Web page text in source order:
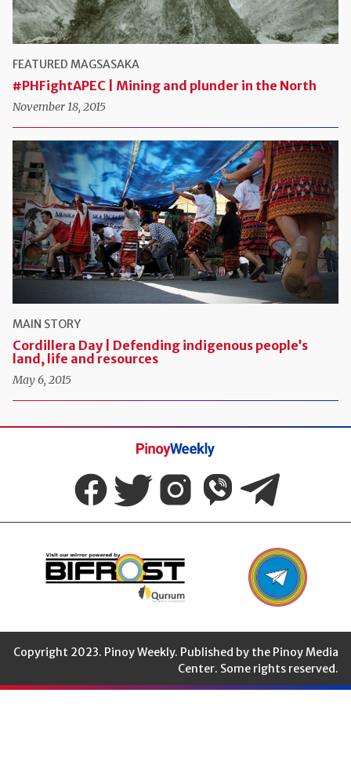
FEATURED MAGSASAKA
#PHFightAPEC | Mining and plunder in the North
November 18, 2015
MAIN STORY
Cordillera Day | Defending indigenous people’s
land, life and resources
May 6, 2015
Pinoy
Weekly
Copyright 2023. Pinoy Weekly. Published by the Pinoy Media
Center. Some rights reserved.